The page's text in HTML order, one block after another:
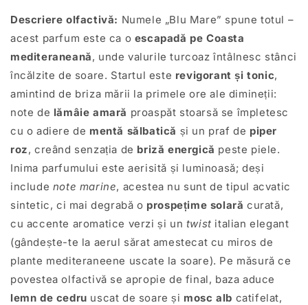
Descriere olfactivă: Numele „Blu Mare” spune totul –
acest parfum este ca o escapadă pe Coasta
mediteraneană, unde valurile turcoaz întâlnesc stânci
încălzite de soare. Startul este revigorant și tonic,
amintind de briza mării la primele ore ale dimineții:
note de lămâie amară proaspăt stoarsă se împletesc
cu o adiere de mentă sălbatică și un praf de piper
roz, creând senzația de briză energică peste piele.
Inima parfumului este aerisită și luminoasă; deși
include note marine, acestea nu sunt de tipul acvatic
sintetic, ci mai degrabă o prospețime solară curată,
cu accente aromatice verzi și un twist italian elegant
(gândește-te la aerul sărat amestecat cu miros de
plante mediteraneene uscate la soare). Pe măsură ce
povestea olfactivă se apropie de final, baza aduce
lemn de cedru uscat de soare și mosc alb catifelat,